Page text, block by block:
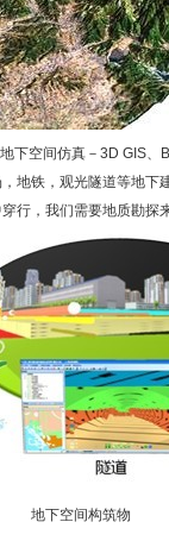
下空间仿真－3D GIS、
地铁，观光隧道等地
行，我们需要地质勘
地下空间构筑物